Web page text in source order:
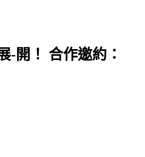
-開！ 合作邀約：